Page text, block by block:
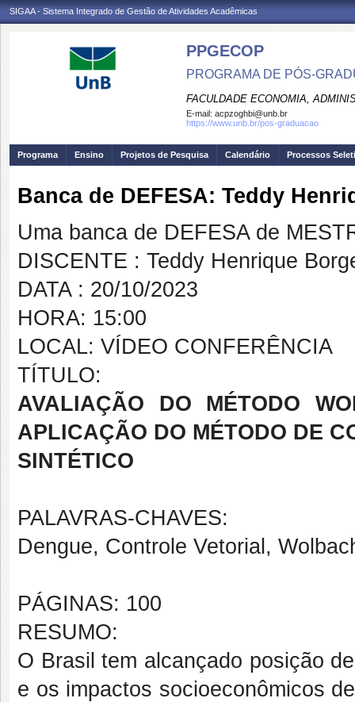
SIGAA - Sistema Integrado de Gestão de Atividades Acadêmicas
PPGECOP
PROGRAMA DE PÓS-
FACULDADE ECONOMIA,
E-mail: acpzoghbi@unb.br
https://www.unb.br/pos-graduacao
Programa Ensino Projetos de Pesquisa Calendário Processos
Banca de DEFESA: Teddy
Uma banca de DEFESA de
DISCENTE : Teddy Henrique
DATA : 20/10/2023
HORA: 15:00
LOCAL: VÍDEO CONFERÊNCIA
TÍTULO:
AVALIAÇÃO DO MÉTODO
APLICAÇÃO DO MÉTODO DE
SINTÉTICO
PALAVRAS-CHAVES:
Dengue, Controle Vetorial,
PÁGINAS: 100
RESUMO:
O Brasil tem alcançado posição
e os impactos socioeconômicos